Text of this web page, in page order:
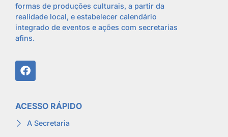
formas de produções culturais, a partir da
realidade local, e estabelecer calendário
integrado de eventos e ações com secretarias
afins.
ACESSO RÁPIDO
A Secretaria